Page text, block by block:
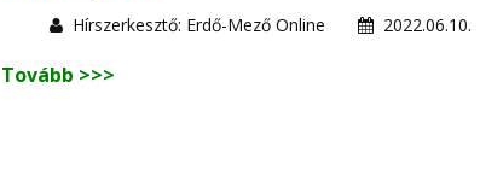
Hírszerkesztő: Erdő-Mező Online 2022.06.10.
Tovább >>>